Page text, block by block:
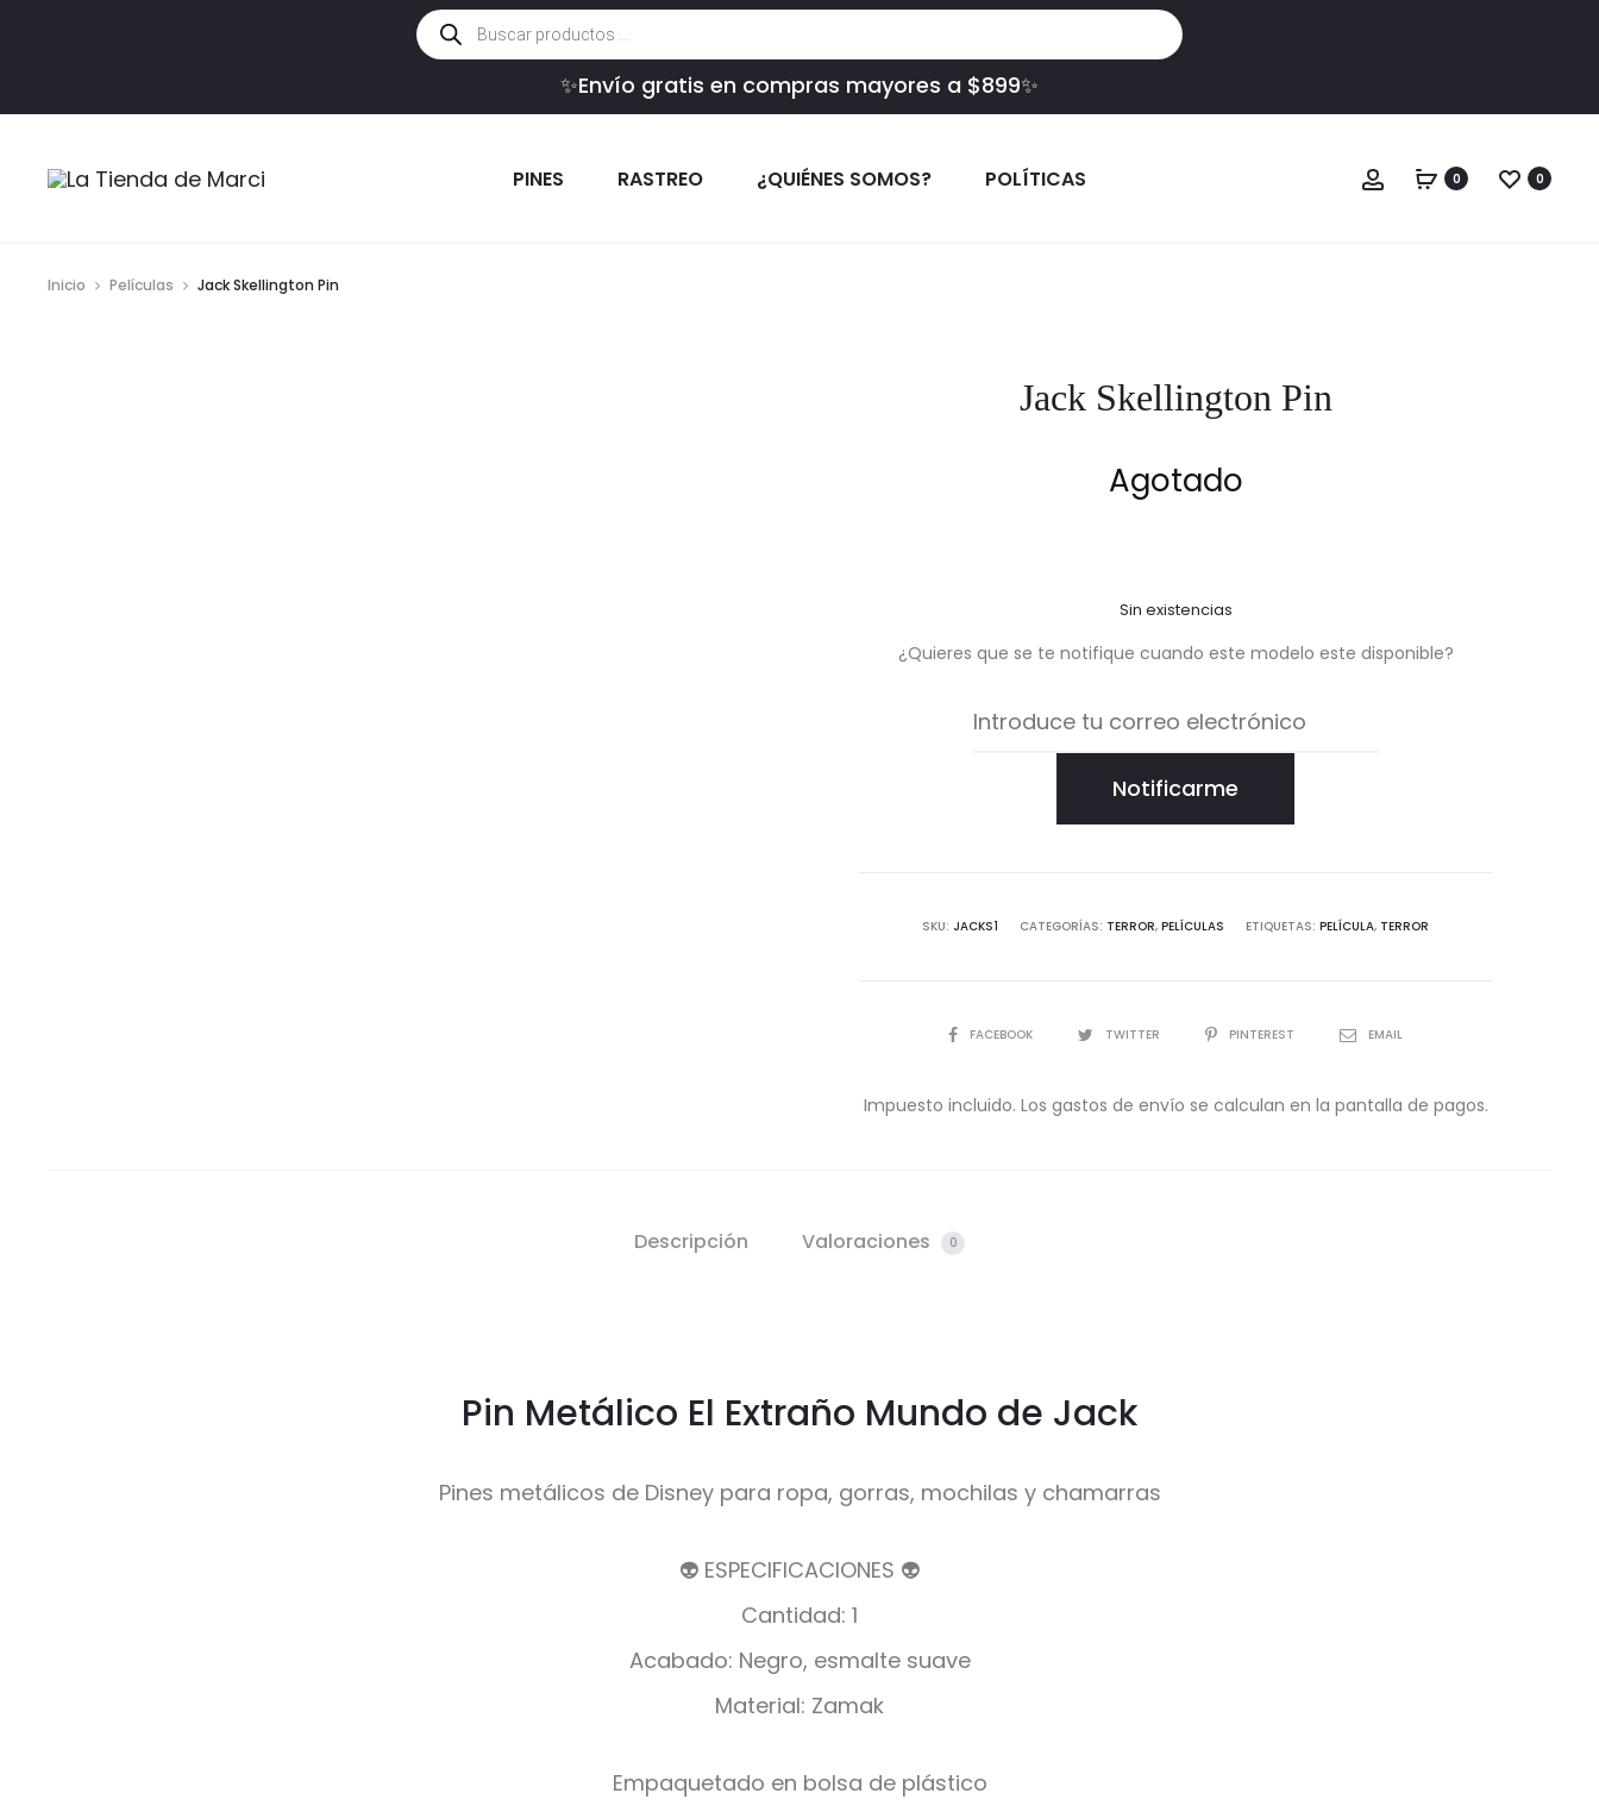
Búsqueda
de
productos
✨Envío gratis en compras mayores a $899✨
PINES RASTREO ¿QUIÉNES SOMOS? POLÍTICAS Cuenta
0 0
Inicio Películas Jack Skellington Pin
Jack Skellington Pin
Agotado
Sin existencias
¿Quieres que se te notifique cuando este modelo este disponible?
Notificarme
SKU: JACKS1 CATEGORÍAS: TERROR, PELÍCULAS ETIQUETAS: PELÍCULA, TERROR
COMPARTIR
FACEBOOK TWITTER PINTEREST EMAIL
Impuesto incluido. Los gastos de envío se calculan en la pantalla de pagos.
Descripción Valoraciones 0
Pin Metálico El Extraño Mundo de Jack
Pines metálicos de Disney para ropa, gorras, mochilas y chamarras
👽 ESPECIFICACIONES 👽
Cantidad: 1
Acabado: Negro, esmalte suave
Material: Zamak
Empaquetado en bolsa de plástico